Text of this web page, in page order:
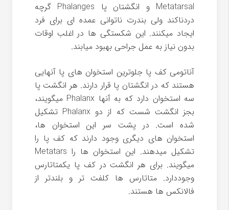
Metatarsal و انگشتان پا Phalanges گرچه
دردناکند ولی بندرت ناتوانی عمده ای برای فرد
ایجاد میکنند. این شکستگی ها در اغلب اوقات
بدون نیاز به عمل جراحی بهبود میابند.
آناتومی کف پا جلوترین استخوان های پا آنهایی
هستند که در انگشتان پا قرار دارند. هر انگشت پا
سه استخوان دارد که به آنها Phalanx میگویند،
بجز انگشت شست که از دو Phalanx تشکیل
شده است. در پشت سر این استخوان ها،
استخوان های دیگری وجود دارند که کف پا را
تشکیل میدهند. این استخوان ها را Metatars
میگویند. برای هر انگشت در کف پا یکمتاتارس
وجوددارد. متاتارس ها کلفت تر و بلندتر از
فالانکس ها هستند.